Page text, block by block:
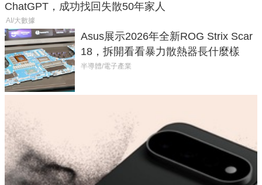
ChatGPT，成功找回失散50年家人
AI/大數據
Asus展示2026年全新ROG Strix Scar
18，拆開看看暴力散熱器長什麼樣
半導體/電子產業